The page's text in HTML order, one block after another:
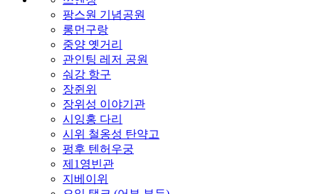
팡스원 기념공원
롱먼구랑
중양 옛거리
관인팅 레저 공원
숴강 항구
장쥔위
장위성 이야기관
시잉홍 다리
시위 철옹성 탄약고
펑후 텐허우궁
제1영빈관
지베이위